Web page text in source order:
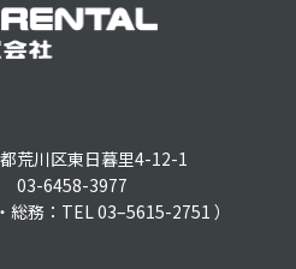
荒川区東日暮里4-12-1
03-6458-3977
総務：TEL 03–5615-2751 ）